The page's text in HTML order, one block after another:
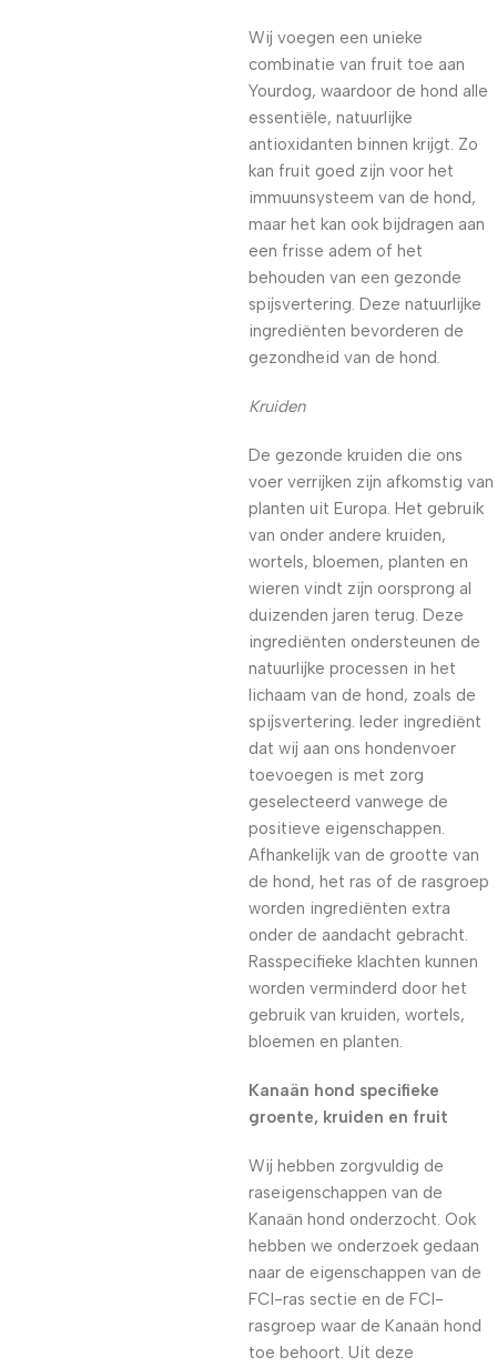
Wij voegen een unieke
combinatie van fruit toe aan
Yourdog, waardoor de hond alle
essentiële, natuurlijke
antioxidanten binnen krijgt. Zo
kan fruit goed zijn voor het
immuunsysteem van de hond,
maar het kan ook bijdragen aan
een frisse adem of het
behouden van een gezonde
spijsvertering. Deze natuurlijke
ingrediënten bevorderen de
gezondheid van de hond.
Kruiden
De gezonde kruiden die ons
voer verrijken zijn afkomstig van
planten uit Europa. Het gebruik
van onder andere kruiden,
wortels, bloemen, planten en
wieren vindt zijn oorsprong al
duizenden jaren terug. Deze
ingrediënten ondersteunen de
natuurlijke processen in het
lichaam van de hond, zoals de
spijsvertering. Ieder ingrediënt
dat wij aan ons hondenvoer
toevoegen is met zorg
geselecteerd vanwege de
positieve eigenschappen.
Afhankelijk van de grootte van
de hond, het ras of de rasgroep
worden ingrediënten extra
onder de aandacht gebracht.
Rasspecifieke klachten kunnen
worden verminderd door het
gebruik van kruiden, wortels,
bloemen en planten.
Kanaän hond specifieke
groente, kruiden en fruit
Wij hebben zorgvuldig de
raseigenschappen van de
Kanaän hond onderzocht. Ook
hebben we onderzoek gedaan
naar de eigenschappen van de
FCI-ras sectie en de FCI-
rasgroep waar de Kanaän hond
toe behoort. Uit deze